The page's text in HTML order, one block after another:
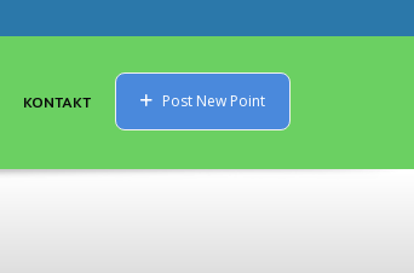
KONTAKT Post New Point